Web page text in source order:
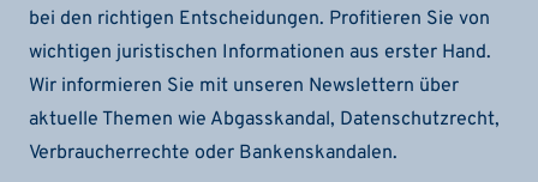
bei den richtigen Entscheidungen. Profitieren Sie von
wichtigen juristischen Informationen aus erster Hand.
Wir informieren Sie mit unseren Newslettern über
aktuelle Themen wie Abgasskandal, Datenschutzrecht,
Verbraucherrechte oder Bankenskandalen.